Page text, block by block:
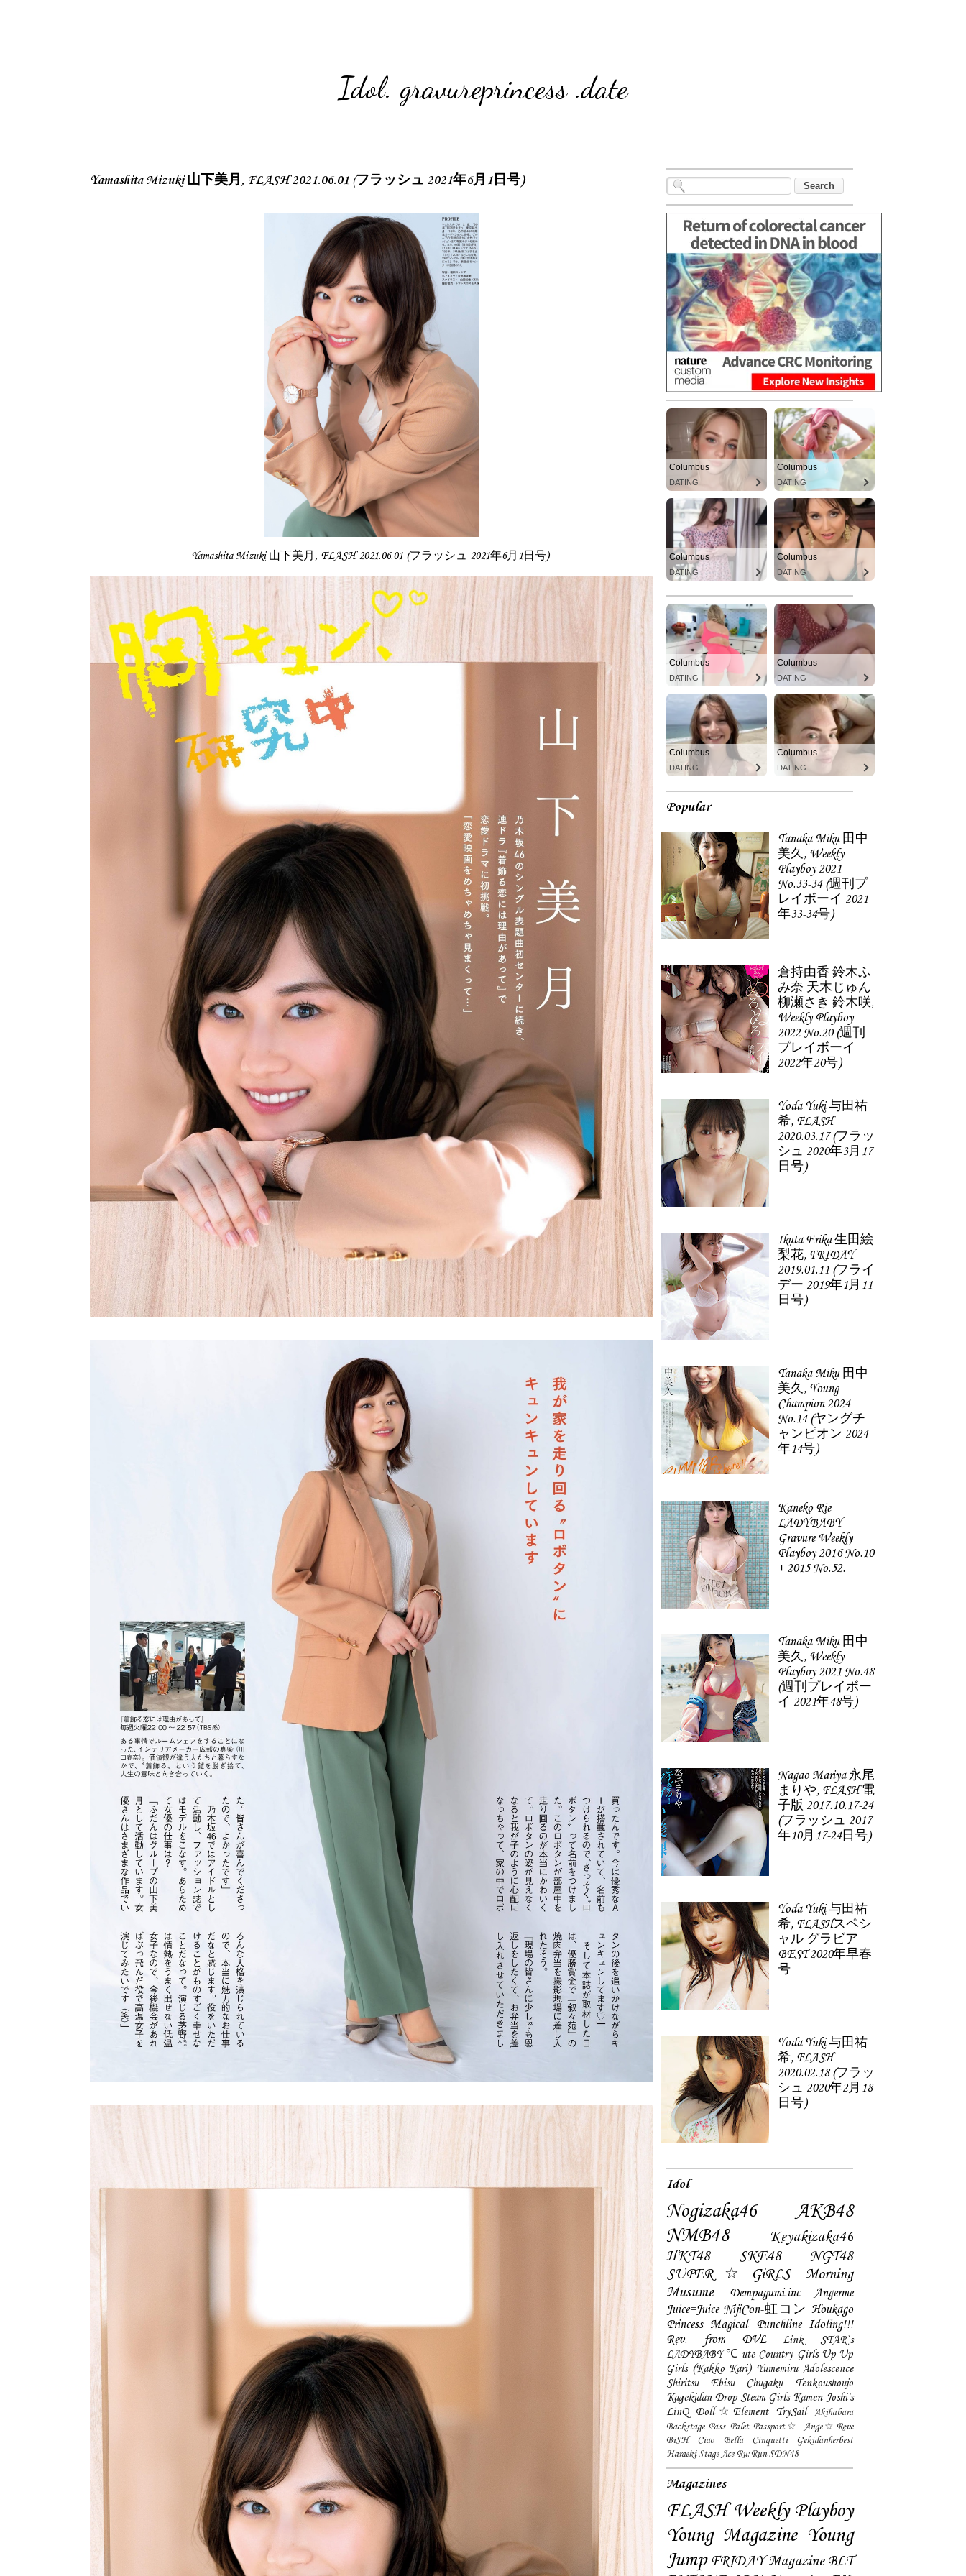
Idol. gravureprincess .date
Yamashita Mizuki 山下美月, FLASH 2021.06.01 (フラッシュ 2021年6月1日号)
Yamashita Mizuki 山下美月, FLASH 2021.06.01 (フラッシュ 2021年6月1日号)
Columbus
DATING
Columbus
DATING
Columbus
DATING
Columbus
DATING
Columbus
DATING
Columbus
DATING
Columbus
DATING
Columbus
DATING
Popular
Tanaka Miku 田中
美久, Weekly
Playboy 2021
No.33-34 (週刊プ
レイボーイ 2021
年33-34号)
倉持由香 鈴木ふ
み奈 天木じゅん
柳瀬さき 鈴木咲,
Weekly Playboy
2022 No.20 (週刊
プレイボーイ
2022年20号)
Yoda Yuki 与田祐
希, FLASH
2020.03.17 (フラッ
シュ 2020年3月17
日号)
Ikuta Erika 生田絵
梨花, FRIDAY
2019.01.11 (フライ
デー 2019年1月11
日号)
Tanaka Miku 田中
美久, Young
Champion 2024
No.14 (ヤングチ
ャンピオン 2024
年14号)
Kaneko Rie
LADYBABY
Gravure Weekly
Playboy 2016 No.10
+ 2015 No.52.
Tanaka Miku 田中
美久, Weekly
Playboy 2021 No.48
(週刊プレイボー
イ 2021年48号)
Nagao Mariya 永尾
まりや, FLASH 電
子版 2017.10.17-24
(フラッシュ 2017
年10月17-24日号)
Yoda Yuki 与田祐
希, FLASHスペシ
ャル グラビア
BEST 2020年早春
号
Yoda Yuki 与田祐
希, FLASH
2020.02.18 (フラッ
シュ 2020年2月18
日号)
Idol
Nogizaka46
AKB48
NMB48
Keyakizaka46
HKT48
SKE48
NGT48
SUPER☆GiRLS
Morning
Musume
Dempagumi.inc
Angerme
Juice=Juice NijiCon-虹コン Houkago
Princess Magical Punchline Idoling!!!
Rev. from DVL
Link STAR`s
LADYBABY ℃-ute Country Girls Up Up
Girls (Kakko Kari) Yumemiru Adolescence
Shiritsu Ebisu Chugaku
Tenkoushoujo
Kagekidan Drop Steam Girls Kamen Joshi's
LinQ Doll☆Element TrySail
Akihabara
Backstage Pass Palet Passport☆
Ange☆Reve
BiSH
Ciao Bella Cinquetti
Gekidanherbest
Haraeki Stage Ace Ru:Run SDN48
Magazines
FLASH Weekly Playboy
Young Magazine Young
Jump FRIDAY Magazine BLT